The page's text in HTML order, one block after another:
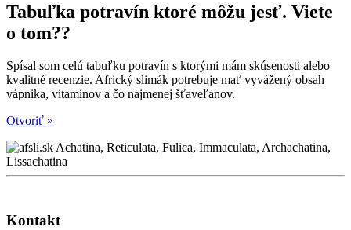
Tabuľka potravín ktoré môžu jesť. Viete
o tom??
Spísal som celú tabuľku potravín s ktorými mám skúsenosti alebo
kvalitné recenzie. Africký slimák potrebuje mať vyvážený obsah
vápnika, vitamínov a čo najmenej šťaveľanov.
Otvoriť »
Kontakt